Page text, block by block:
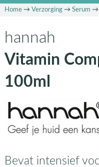
Home→ Verzorging→ Serum →
hannah
Vitamin
100ml
Bevat intensief